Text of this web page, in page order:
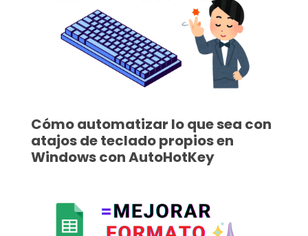
Cómo automatizar lo que sea con
atajos de teclado propios en
Windows con AutoHotKey